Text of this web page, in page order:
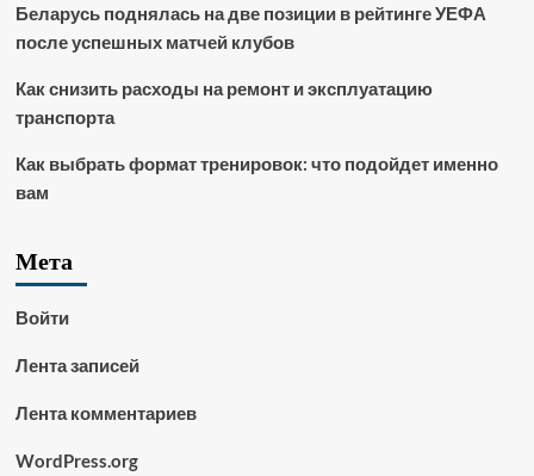
Беларусь поднялась на две позиции в рейтинге УЕФА
после успешных матчей клубов
Как снизить расходы на ремонт и эксплуатацию
транспорта
Как выбрать формат тренировок: что подойдет именно
вам
Мета
Войти
Лента записей
Лента комментариев
WordPress.org